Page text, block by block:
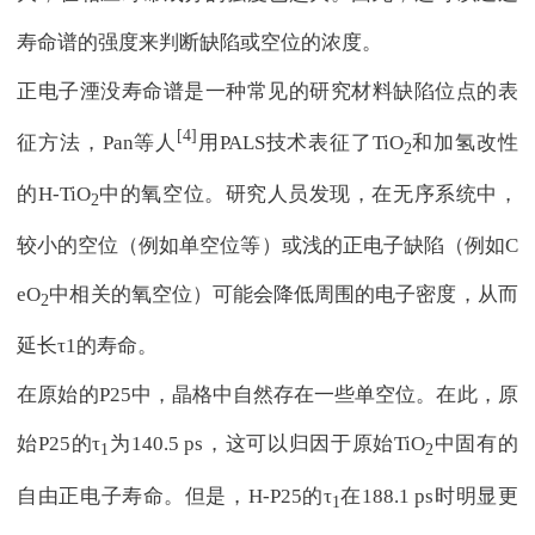
寿命谱的强度来判断缺陷或空位的浓度。
正电子湮没寿命谱是一种常见的研究材料缺陷位点的表
征方法，Pan等人 [4] 用PALS技术表征了TiO2和加氢改性
的H-TiO2中的氧空位。研究人员发现，在无序系统中，
较小的空位（例如单空位等）或浅的正电子缺陷（例如C
eO2中相关的氧空位）可能会降低周围的电子密度，从而
延长τ1的寿命。
在原始的P25中，晶格中自然存在一些单空位。在此，原
始P25的τ1 为140.5 ps，这可以归因于原始TiO2中固有的
自由正电子寿命。但是，H-P25的τ1 在188.1 ps时明显更